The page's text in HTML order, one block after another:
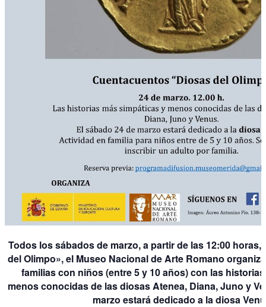
Todos los sábados de marzo, a partir de las 12:00
del Olimpo», el Museo Nacional de Arte Romano
familias con niños (entre 5 y 10 años) con las
menos conocidas de las diosas Atenea, Diana, Juno y
marzo estará dedicado a la diosa